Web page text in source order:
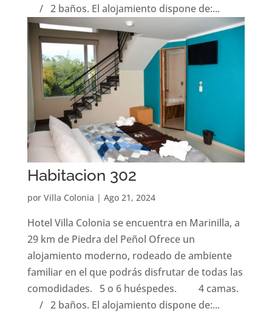
/ 2 baños. El alojamiento dispone de:...
Habitacion 302
por Villa Colonia | Ago 21, 2024
Hotel Villa Colonia se encuentra en Marinilla, a
29 km de Piedra del Peñol Ofrece un
alojamiento moderno, rodeado de ambiente
familiar en el que podrás disfrutar de todas las
comodidades. 5 o 6 huéspedes. 4 camas.
/ 2 baños. El alojamiento dispone de:...